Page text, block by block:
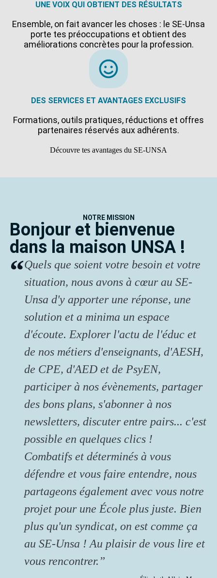
UNE VOIX QUI OBTIENT DES RÉSULTATS
Ensemble, on fait avancer les choses : le SE-Unsa
porte tes préoccupations et obtient des
améliorations concrètes pour la profession.
DES SERVICES ET AVANTAGES EXCLUSIFS
Formations, outils pratiques, réductions et offres
partenaires réservés aux adhérents.
Découvre tes avantages du SE-UNSA
NOTRE MISSION
Bonjour et bienvenue
dans la maison UNSA !
Quels que soient votre besoin et votre
situation, nous avons à cœur au SE-
Unsa d'y apporter une réponse, une
solution et a minima un espace
d'écoute. Explorer l'actu de l'éduc et
de nos métiers d'enseignants, d'AESH,
de CPE, d'AED et de PsyEN,
participer à nos évènements, partager
des bons plans, s'abonner à nos
newsletters, discuter entre pairs... c'est
possible en quelques clics !
Combatifs et déterminés à vous
défendre et vous faire entendre, nous
partageons également avec vous notre
projet pour une École plus juste. Bien
plus qu'un syndicat, on est comme ça
au SE-Unsa ! Au plaisir de vous lire et
vous rencontrer.